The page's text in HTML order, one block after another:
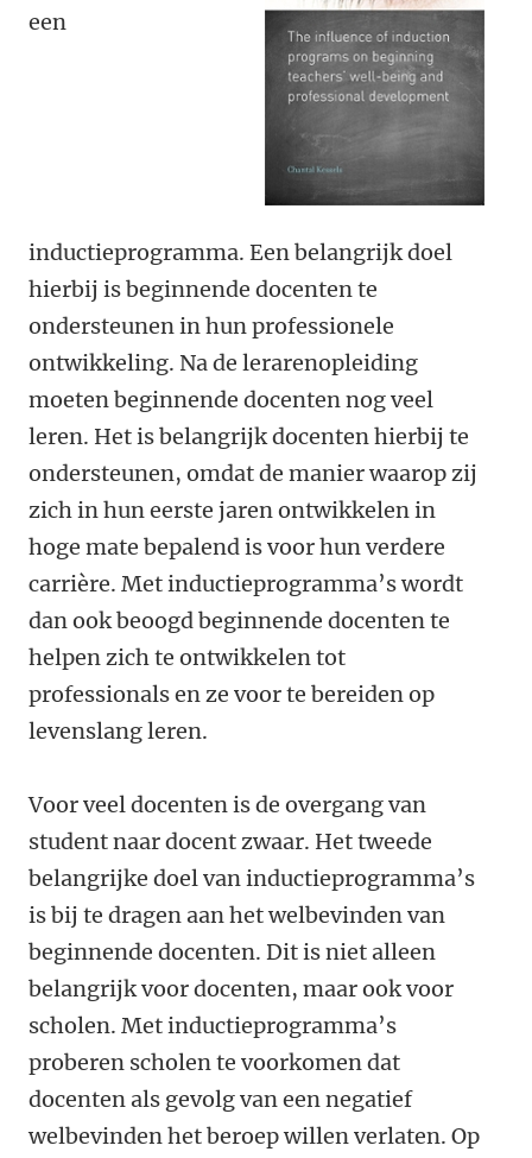
een
inductieprogramma. Een belangrijk doel
hierbij is beginnende docenten te
ondersteunen in hun professionele
ontwikkeling. Na de lerarenopleiding
moeten beginnende docenten nog veel
leren. Het is belangrijk docenten hierbij te
ondersteunen, omdat de manier waarop zij
zich in hun eerste jaren ontwikkelen in
hoge mate bepalend is voor hun verdere
carrière. Met inductieprogramma’s wordt
dan ook beoogd beginnende docenten te
helpen zich te ontwikkelen tot
professionals en ze voor te bereiden op
levenslang leren.
Voor veel docenten is de overgang van
student naar docent zwaar. Het tweede
belangrijke doel van inductieprogramma’s
is bij te dragen aan het welbevinden van
beginnende docenten. Dit is niet alleen
belangrijk voor docenten, maar ook voor
scholen. Met inductieprogramma’s
proberen scholen te voorkomen dat
docenten als gevolg van een negatief
welbevinden het beroep willen verlaten. Op